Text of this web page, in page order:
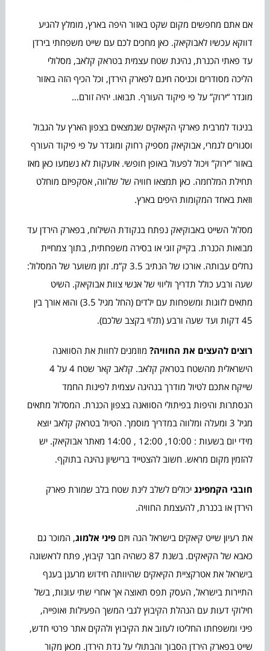
אם אתם מחפשים מקום שקט באזור היפה בארץ, מומלץ להגיע
דווקא עכשיו לאבוקיאק. כאן מחכים לכם עם שייט משפחתי בירדן
עד פאתי הכנרת, נהיגת שטח עצמית בטראק קלאב, מסלולי
הליכה מסודרים וכניסה חינם לפארק הירדן, וכל הכיף הזה באזור
מוגדר “ירוק” על פי פיקוד העורף. תבואו. יהיה זורם…
בניגוד למרבית פארקי הקיאקים שנמצאים בצפון הארץ על הגבול
וסגורים לגמרי, אבוקיאק מספיק רחוק ומוגדר על פי פיקוד העורף
באזור “ירוק” ויכול לפעול באופן חופשי. אזעקות לא נשמעו כאן מאז
תחילת המלחמה. כאן תמצאו חוויה של שלווה, אסקפיזם מוחלט
וזאת באחד המקומות היפים בארץ.
מסלול השייט באבוקיאק נפתח בנקודת השילוח, בפארק הירדן עד
מבואות הכנרת. בקייק זוגי או בסירה משפחתית, בתוך צמחיית
נחלים עבותה. אורכו של הנתיב 3.5 ק”מ. זמן משוער של המסלול:
שעה ורבע כולל תדריך וליווי של אנשי צוות אבוקיאק. השיט
מתאים לזוגות ומשפחות עם ילדים (החל מגיל 3.5) והוא אורך בין
45 דקות ועד שעה ורבע (תלוי בקצב שלכם).
רוצים להעצים את החוויה? מוזמנים לחוות את הסוואנה
הישראלית מהשטח בטראק קלאב. קלאב קאר שטח 4 על 4
שייקח אתכם לטיול מודרך בנהיגה עצמית לפינות החמד
הנסתרות והיפות בפיתולי הסוואנה בצפון הכנרת. המסלול מתאים
מגיל 3 ומעלה ומלווה במדריך מוסמך. הטיול בטראק קלאב יוצא
מידי יום בשעות : 10:00, 12:00 , 14:00 מאתר אבוקיאק. יש
להזמין מקום מראש. חשוב להצטייד ברישיון נהיגה בתוקף.
חובבי הקמפינג יכולים לשלב לינת שטח בלב שמורת פארק
הירדן או בכנרת, להעצמת החוויה.
את רעיון שייט קיאקים בישראל הגה ויזםפיני אלמוג, המוכר גם
כאבא של הקיאקים. בשנת 87 כשהיה חבר קיבוץ, פתח לראשונה
בישראל את אטרקציית הקיאקים שהיוותה חידוש מרענן בענף
התיירות בישראל, העסק תפס תאוצה אך אחרי שתי עונות, בשל
חילוקי דעות עם הנהלת הקיבוץ לגבי המשך הפעילות ואופייה,
פיני ומשפחתו החליטו לעזוב את הקיבוץ ולהקים אתר פרטי חדש,
שייט בפארק הירדן הסבוך והבתולי על גדת הירדן. מכאן מקור